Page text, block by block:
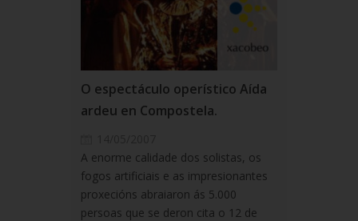
O espectáculo operístico Aída
ardeu en Compostela.
A enorme calidade dos solistas, os
fogos artificiais e as impresionantes
proxecións abraiaron ás 5.000
persoas que se deron cita o 12 de